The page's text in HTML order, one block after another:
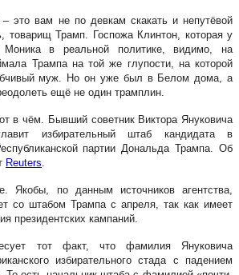
это вам не по девкам скакать и непутёвой
товарищ Трамп. Госпожа Клинтон, которая у
в реальной политике, видимо, на
Трампа на той же глупости, на которой
муж. Но он уже был в Белом дома, а
ещё не один трамплин.
в чём. Бывший советник Виктора Януковича
избирательный штаб кандидата в
партии Дональда Трампа. Об
Reuters
Якобы, по данным источников агентства,
со штабом Трампа с апреля, так как имеет
президентских кампаний.
тот факт, что фамилия Януковича
избирательного стада с падением